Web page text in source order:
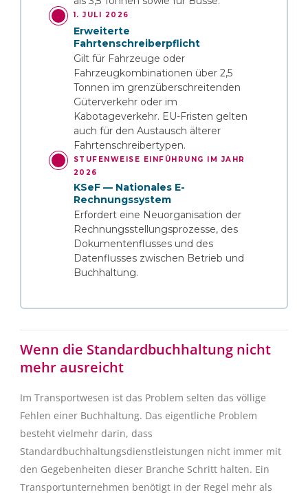
1. JULI 2026
Erweiterte
Fahrtenschreiberpflicht
Gilt für Fahrzeuge oder
Fahrzeugkombinationen über 2,5
Tonnen im grenzüberschreitenden
Güterverkehr oder im
Kabotageverkehr. EU-Fristen gelten
auch für den Austausch älterer
Fahrtenschreibertypen.
STUFENWEISE EINFÜHRUNG IM JAHR
2026
KSeF — Nationales E-
Rechnungssystem
Erfordert eine Neuorganisation der
Rechnungsstellungsprozesse, des
Dokumentenflusses und des
Datenflusses zwischen Betrieb und
Buchhaltung.
Wenn die Standardbuchhaltung nicht
mehr ausreicht
Im Transportwesen ist das Problem selten das völlige
Fehlen einer Buchhaltung. Das eigentliche Problem
besteht vielmehr darin, dass
Standardbuchhaltungsdienstleistungen nicht immer mit
den Gegebenheiten dieser Branche Schritt halten. Ein
Transportunternehmen benötigt in der Regel mehr als